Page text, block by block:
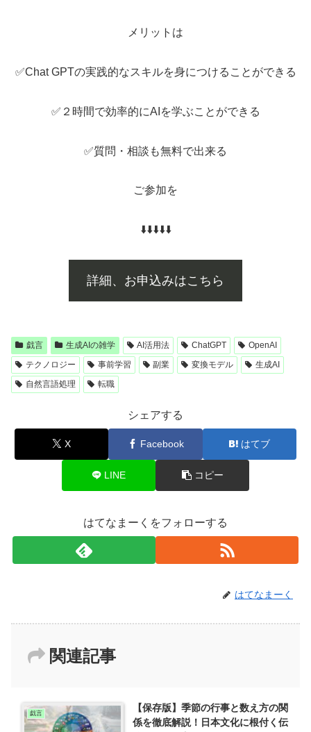
メリットは
✅Chat GPTの実践的なスキルを身につけることができる
✅２時間で効率的にAIを学ぶことができる
✅質問・相談も無料で出来る
ご参加を
⬇️⬇️⬇️⬇️⬇️
詳細、お申込みはこちら
戯言 生成AIの雑学 AI活用法 ChatGPT
OpenAI
テクノロジー
事前学習 副業 変換モデル
生成AI
自然言語処理
転職
シェアする
X Facebook はてブ
LINE コピー
はてなまーくをフォローする
はてなまーく
関連記事
戯言
【保存版】季節の行事と数え方の関
係を徹底解説！日本文化に根付く伝